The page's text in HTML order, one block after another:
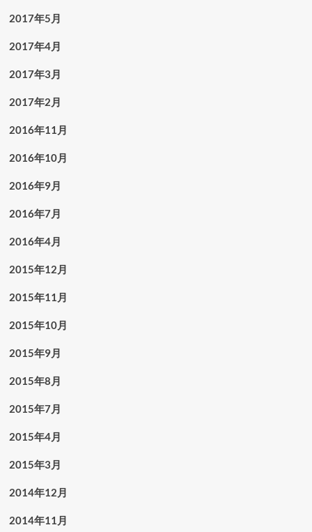
2017年5月
2017年4月
2017年3月
2017年2月
2016年11月
2016年10月
2016年9月
2016年7月
2016年4月
2015年12月
2015年11月
2015年10月
2015年9月
2015年8月
2015年7月
2015年4月
2015年3月
2014年12月
2014年11月